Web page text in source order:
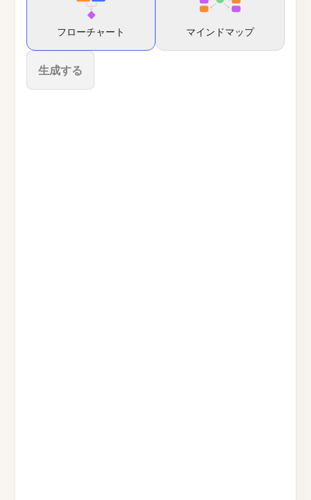
フローチャート マインドマップ
生成する